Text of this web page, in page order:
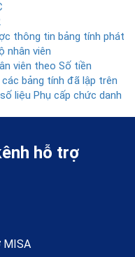
thông tin bảng tính phát
nhân viên
viên theo Số tiền
bảng tính đã lập trên
liệu Phụ cấp chức danh
hỗ trợ
MISA